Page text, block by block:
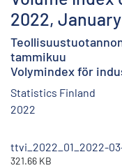
2022, January
tammikuu
Volymindex för
Statistics Finland
2022
ttvi_2022_01_2022-
321.66 KB